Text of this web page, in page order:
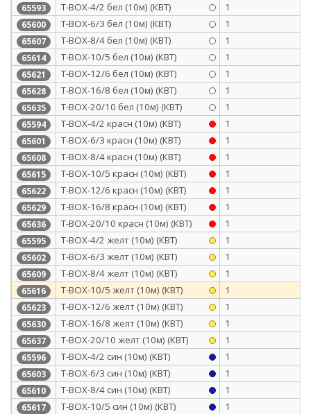
65593 Т-BOX-4/2 бел (10м) (КВТ) 1
65600 Т-BOX-6/3 бел (10м) (КВТ) 1
65607 Т-BOX-8/4 бел (10м) (КВТ) 1
65614 Т-BOX-10/5 бел (10м) (КВТ) 1
65621 Т-BOX-12/6 бел (10м) (КВТ) 1
65628 Т-BOX-16/8 бел (10м) (КВТ) 1
65635 Т-BOX-20/10 бел (10м) (КВТ) 1
65594 Т-BOX-4/2 красн (10м) (КВТ) 1
65601 Т-BOX-6/3 красн (10м) (КВТ) 1
65608 Т-BOX-8/4 красн (10м) (КВТ) 1
65615 Т-BOX-10/5 красн (10м) (КВТ) 1
65622 Т-BOX-12/6 красн (10м) (КВТ) 1
65629 Т-BOX-16/8 красн (10м) (КВТ) 1
65636 Т-BOX-20/10 красн (10м) (КВТ) 1
65595 Т-BOX-4/2 желт (10м) (КВТ) 1
65602 Т-BOX-6/3 желт (10м) (КВТ) 1
65609 Т-BOX-8/4 желт (10м) (КВТ) 1
65616 Т-BOX-10/5 желт (10м) (КВТ) 1
65623 Т-BOX-12/6 желт (10м) (КВТ) 1
65630 Т-BOX-16/8 желт (10м) (КВТ) 1
65637 Т-BOX-20/10 желт (10м) (КВТ) 1
65596 Т-BOX-4/2 син (10м) (КВТ) 1
65603 Т-BOX-6/3 син (10м) (КВТ) 1
65610 Т-BOX-8/4 син (10м) (КВТ) 1
65617 Т-BOX-10/5 син (10м) (КВТ) 1